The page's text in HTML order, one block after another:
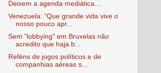
Deixem a agenda mediática....
Venezuela: “Que grande vida vive o
nosso pouco apr...
Sem "lobbying" em Bruxelas não
acredito que haja b...
Reféns de jogos políticos e de
companhias aéreas s...